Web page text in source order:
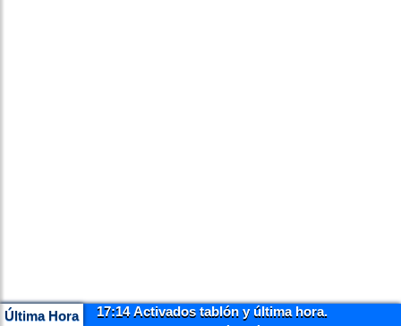
Última Hora
17:14 Activados tablón y última hora.